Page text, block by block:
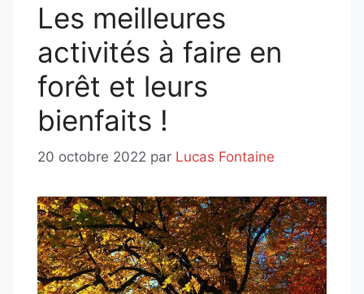
Les meilleures
activités à faire en
forêt et leurs
bienfaits !
20 octobre 2022 par Lucas Fontaine